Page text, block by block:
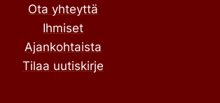
Ota yhteyttä
Ihmiset
Ajankohtaista
Tilaa uutiskirje